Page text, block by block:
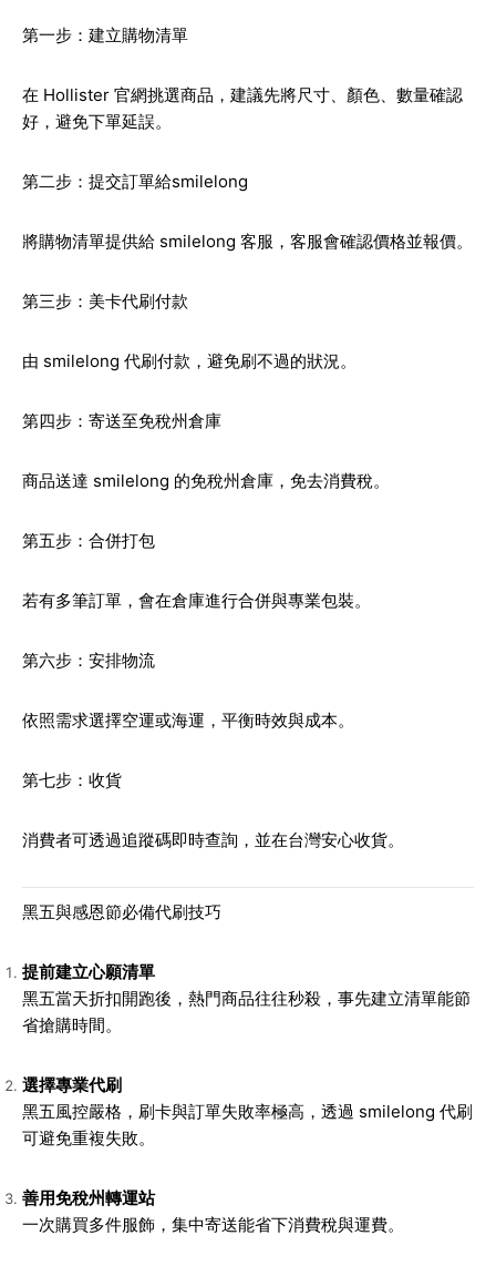
第一步：建立購物清單
在 Hollister 官網挑選商品，建議先將尺寸、顏色、數量確認
好，避免下單延誤。
第二步：提交訂單給smilelong
將購物清單提供給 smilelong 客服，客服會確認價格並報價。
第三步：美卡代刷付款
由 smilelong 代刷付款，避免刷不過的狀況。
第四步：寄送至免稅州倉庫
商品送達 smilelong 的免稅州倉庫，免去消費稅。
第五步：合併打包
若有多筆訂單，會在倉庫進行合併與專業包裝。
第六步：安排物流
依照需求選擇空運或海運，平衡時效與成本。
第七步：收貨
消費者可透過追蹤碼即時查詢，並在台灣安心收貨。
黑五與感恩節必備代刷技巧
提前建立心願清單
黑五當天折扣開跑後，熱門商品往往秒殺，事先建立清單能節
省搶購時間。
選擇專業代刷
黑五風控嚴格，刷卡與訂單失敗率極高，透過 smilelong 代刷
可避免重複失敗。
善用免稅州轉運站
一次購買多件服飾，集中寄送能省下消費稅與運費。